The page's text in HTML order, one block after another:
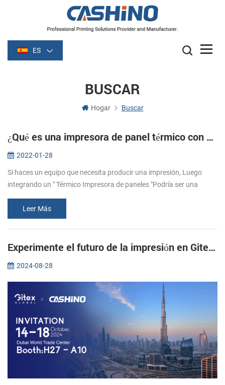
ES
BUSCAR
Hogar Buscar
¿Qué es una impresora de panel térmico con cortador automático?
2022-01-28
Si haces un equipo que necesita producir una impresión, Luego
integrando un " Térmico Impresora de paneles "Podría ser una
paneles? Las imp...
Leer Más
Experimente el futuro de la impresión en Gitex 2024: únase a Xiamen CASHINO
2024-08-28